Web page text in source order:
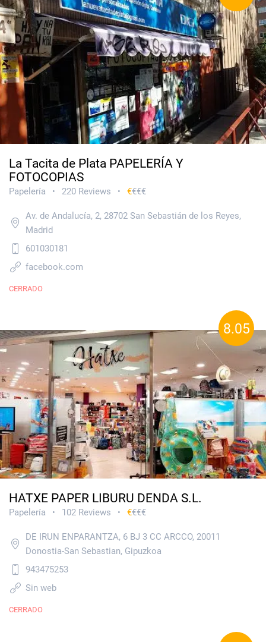
La Tacita de Plata PAPELERÍA Y
FOTOCOPIAS
Papelería • 220 Reviews • €€€€
Av. de Andalucía, 2, 28702 San Sebastián de los Reyes,
Madrid
601030181
facebook.com
CERRADO
8.05
HATXE PAPER LIBURU DENDA S.L.
Papelería • 102 Reviews • €€€€
DE IRUN ENPARANTZA, 6 BJ 3 CC ARCCO, 20011
Donostia-San Sebastian, Gipuzkoa
943475253
Sin web
CERRADO